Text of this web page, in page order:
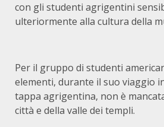
con gli studenti agrigentini
ulteriormente alla cultura della
Per il gruppo di studenti
elementi, durante il suo viaggio
tappa agrigentina, non è
città e della valle dei templi.